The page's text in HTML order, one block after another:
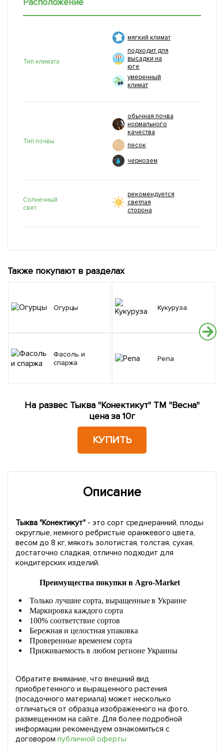
Тип климата
мягкий климат
подходит для
высадки на
юге
умеренный
климат
Тип почвы
обычная почва
нормального
качества
песок
чернозем
Солнечный
свет
рекомендуется
светлая
сторона
Также покупают в разделах
Огурцы
Фасоль и
спаржа
Кукуруза
Репа
На развес Тыква "Конектикут" ТМ "Весна"
цена за 10г
КУПИТЬ
Описание
Тыква "Конектикут" - это сорт среднеранний, плоды
округлые, немного ребристые оранжевого цвета,
весом до 8 кг, мякоть золотистая, толстая, сухая,
достаточно сладкая, отлично подходит для
кондитерских изделий.
Преимущества покупки в Agro-Market
Только лучшие сорта, выращенные в Украине
Маркировка каждого сорта
100% соответствие сортов
Бережная и целостная упаковка
Проверенные временем сорта
Приживаемость в любом регионе Украины
Обратите внимание, что внешний вид
приобретенного и выращенного растения
(посадочного материала) может несколько
отличаться от образца изображенного на фото,
размещенном на сайте. Для более подробной
информации рекомендуем ознакомиться с
договором публичной оферты